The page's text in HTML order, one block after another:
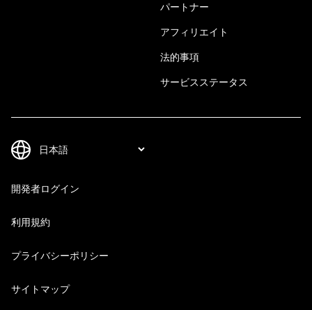
パートナー
アフィリエイト
法的事項
サービスステータス
開発者ログイン
利用規約
プライバシーポリシー
サイトマップ